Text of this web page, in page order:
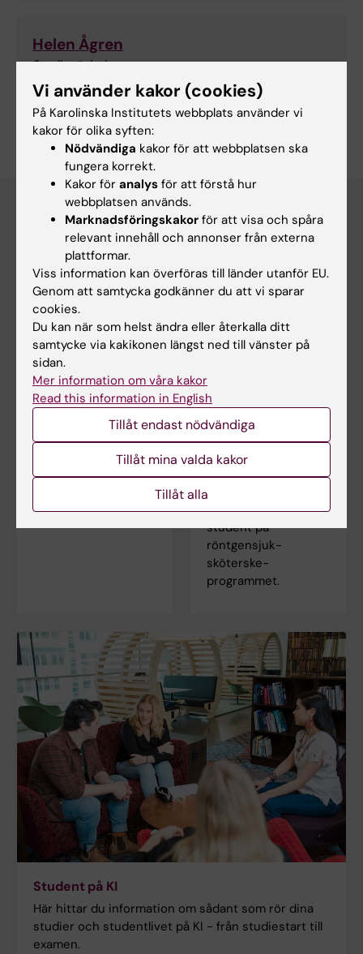
Helen Ågren
Studievägledare
Telefon:
+46852483920
E-post:
helen.agren@ki.se
Lärplattformen
Canvas
Logga in i Canvas
Lär dig använda
Canvas i Canvas
studentguide
För dig som är
student på
sköterske­
programmet
På röntgensjuk­
sköterske­
programmets
programwebb hittar
du allt som du
behöver veta som
student på
röntgensjuk­
sköterske­
programmet.
Student på KI
Här hittar du information om sådant som rör dina
studier och studentlivet på KI - från studiestart till
examen.
Vi använder kakor (cookies)
På Karolinska Institutets webbplats använder vi
kakor för olika syften:
Nödvändiga kakor för att webbplatsen ska
fungera korrekt.
Kakor för analys för att förstå hur
webbplatsen används.
Marknadsföringskakor för att visa och spåra
relevant innehåll och annonser från externa
plattformar.
Viss information kan överföras till länder utanför EU.
Genom att samtycka godkänner du att vi sparar
cookies.
Du kan när som helst ändra eller återkalla ditt
samtycke via kakikonen längst ned till vänster på
sidan.
Mer information om våra kakor
Read this information in English
Tillåt endast nödvändiga
Tillåt mina valda kakor
Tillåt alla